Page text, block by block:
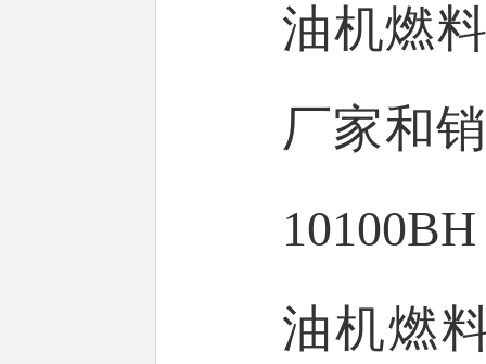
油机燃
厂家和
油机燃